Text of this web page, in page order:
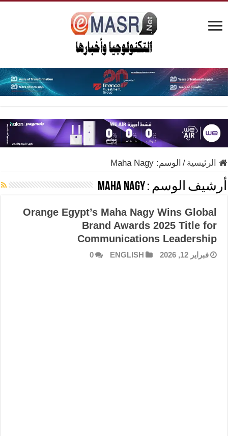
الرئيسية / الوسم:Maha Nagy
أرشيف الوسم :Maha Nagy
Orange Egypt’s Maha Nagy Wins Global
Brand Awards 2025 Title for
Communications Leadership
فبراير 12, 2026 ENGLISH
0